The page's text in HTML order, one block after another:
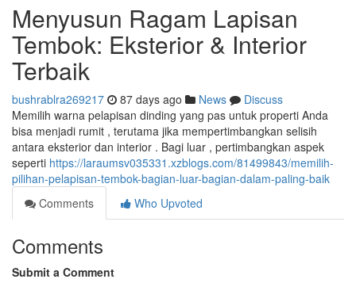
Menyusun Ragam Lapisan
Tembok: Eksterior & Interior
Terbaik
bushrablra269217 87 days ago News
Discuss
Memilih warna pelapisan dinding yang pas untuk properti Anda
bisa menjadi rumit , terutama jika mempertimbangkan selisih
antara eksterior dan interior . Bagi luar , pertimbangkan aspek
seperti https://laraumsv035331.xzblogs.com/81499843/memilih-
pilihan-pelapisan-tembok-bagian-luar-bagian-dalam-paling-baik
Comments
Who Upvoted
Comments
Submit a Comment